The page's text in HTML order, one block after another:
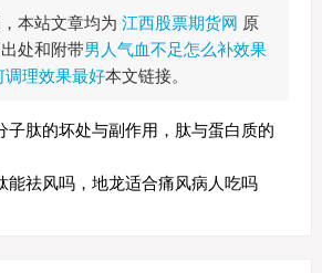
本站文章均为 江西股票期货网 原
处和附带男人气血不足怎么补效果
调理效果最好本文链接。
子肽的坏处与副作用，肽与蛋白质的
能祛风吗，地龙适合痛风病人吃吗